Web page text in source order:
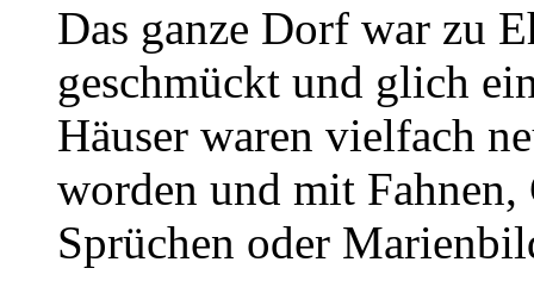
Das ganze Dorf war zu
geschmückt und glich
Häuser waren vielfach
worden und mit Fahnen,
Sprüchen oder